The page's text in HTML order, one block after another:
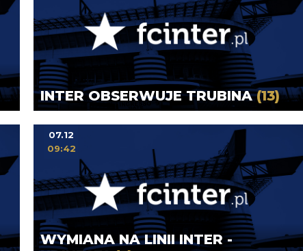
INTER OBSERWUJE TRUBINA(13)
WYMIANA NA LINII INTER -
07.12
09:42